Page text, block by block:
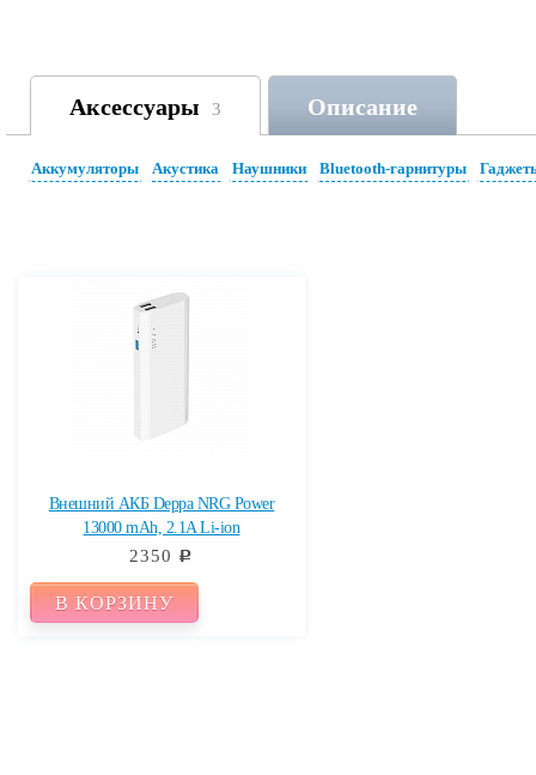
Аксессуары 3 Описание
Аккумуляторы Акустика Наушники Bluetooth-гарнитуры
Внешний АКБ Deppa NRG Power
13000 mAh, 2.1A Li-ion
2350 c
В КОРЗИНУ